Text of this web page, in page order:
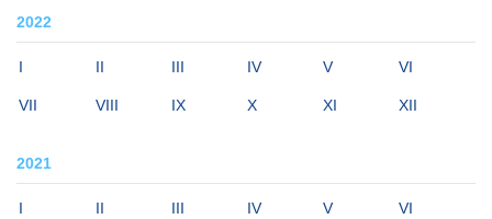
2022
I II III IV V VI
VII VIII IX X XI XII
2021
I II III IV V VI